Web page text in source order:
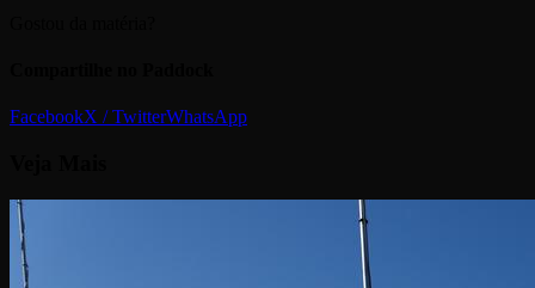
FacebookX / TwitterWhatsApp